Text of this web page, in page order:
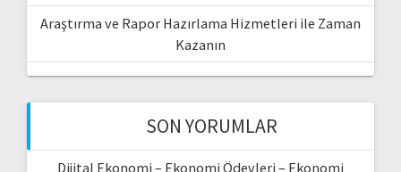
Araştırma ve Rapor Hazırlama Hizmetleri ile Zaman
Kazanın
SON YORUMLAR
Dijital Ekonomi – Ekonomi Ödevleri – Ekonomi